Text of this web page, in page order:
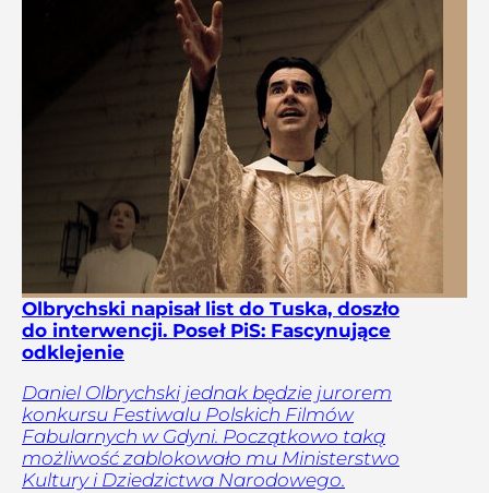
Olbrychski napisał list do Tuska, doszło
do interwencji. Poseł PiS: Fascynujące
odklejenie
Daniel Olbrychski jednak będzie jurorem
konkursu Festiwalu Polskich Filmów
Fabularnych w Gdyni. Początkowo taką
możliwość zablokowało mu Ministerstwo
Kultury i Dziedzictwa Narodowego.